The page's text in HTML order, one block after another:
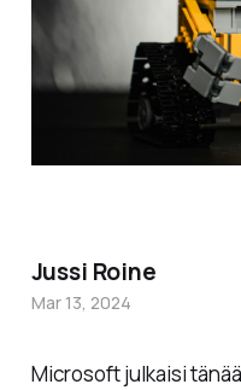
Microsoft julkaisi
Jussi Roine
Mar 13, 2024